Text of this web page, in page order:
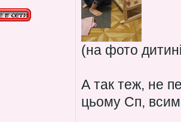
(на фото
А так теж, не
цьому Сп,